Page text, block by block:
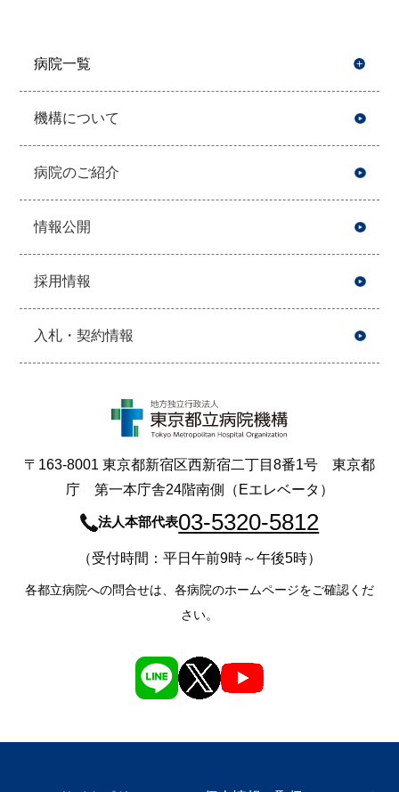
病院一覧
機構について
病院のご紹介
情報公開
採用情報
入札・契約情報
〒163-8001 東京都新宿区西新宿二丁目8番1号 東京都
庁 第一本庁舎24階南側（Eエレベータ）
法人本部代表03-5320-5812
（受付時間：平日午前9時～午後5時）
各都立病院への問合せは、各病院のホームページをご確認くだ
さい。